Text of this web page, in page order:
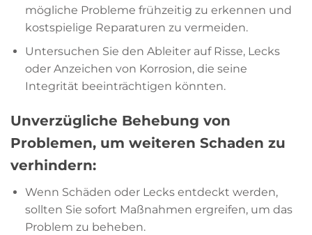
mögliche Probleme frühzeitig zu erkennen und
kostspielige Reparaturen zu vermeiden.
Untersuchen Sie den Ableiter auf Risse, Lecks
oder Anzeichen von Korrosion, die seine
Integrität beeinträchtigen könnten.
Unverzügliche Behebung von
Problemen, um weiteren Schaden zu
verhindern:
Wenn Schäden oder Lecks entdeckt werden,
sollten Sie sofort Maßnahmen ergreifen, um das
Problem zu beheben.